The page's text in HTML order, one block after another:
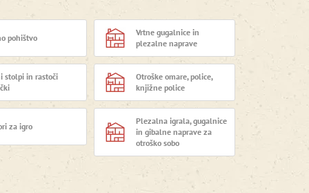
pohištvo
Vrtne gugalnice in
plezalne naprave
stolpi in rastoči
Otroške omare, police,
knjižne police
za igro
Plezalna igrala, gugalnice
in gibalne naprave za
otroško sobo